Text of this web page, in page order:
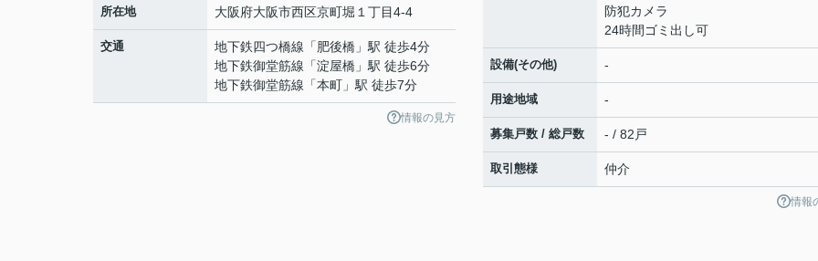
所在地 大阪府大阪市西区京町堀 １丁目4-4
交通 地下鉄四つ橋線 「 肥後橋 」駅 徒歩4分
地下鉄御堂筋線 「淀屋橋 」駅 徒歩6分
地下鉄御堂筋線 「本町 」駅 徒歩7分
情報の見方
防犯カメラ
24時間ゴミ出し可
設備(その他) -
用途地域 -
募集戸数 / 総戸数 - / 82戸
取引態様 仲介
情報